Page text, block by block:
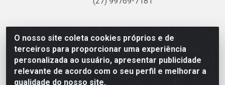
O nosso site coleta cookies próprios e de
terceiros para proporcionar uma experiência
personalizada ao usuário, apresentar publicidade
relevante de acordo com o seu perfil e melhorar a
qualidade do nosso site.
Linhavix Distribuidora LTDA - Avenida Alegre, 2521 -
Quadra314 Lote 05 e 07 - Shell, Linhares/ES - CEP
29.901-605 - CNPJ 20.857.514/0001-75